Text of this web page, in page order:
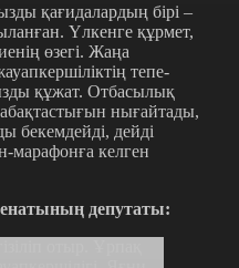
қағидалардың бірі –
Үлкенге құрмет,
өзегі. Жаңа
тепе-
құжат. Отбасылық
нығайтады,
бекемдейді, дейді
марафонға келген
депутаты: